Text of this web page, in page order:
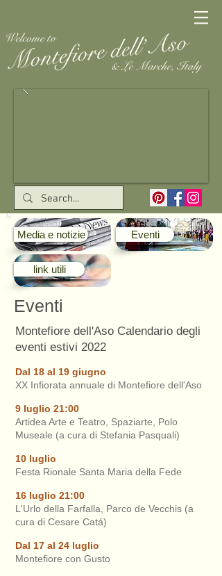
Media e notizie Eventi
link utili
Eventi
Montefiore dell'Aso Calendario degli
eventi estivi 2022
Dal 18 al 19 giugno
XX Infiorata annuale di Montefiore dell'Aso
9 luglio 21:00
Artidea Arte e Teatro, Spaziarte, Polo
Museale (a cura di Stefania Pasquali)
10 luglio
Festa Rionale Santa Maria della Fede
16 luglio 21:00
L'Urlo della Farfalla, Parco de Vecchis (a
cura di Cesare Catá)
Dal 17 al 24 luglio
Montefiore con Gusto